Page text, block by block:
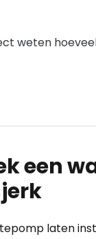
weten
een
laten